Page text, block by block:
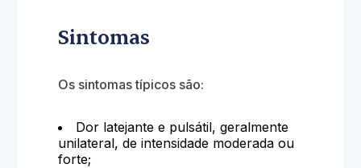
Sintomas
Os sintomas típicos são:
Dor latejante e pulsátil, geralmente
unilateral, de intensidade moderada ou
forte;